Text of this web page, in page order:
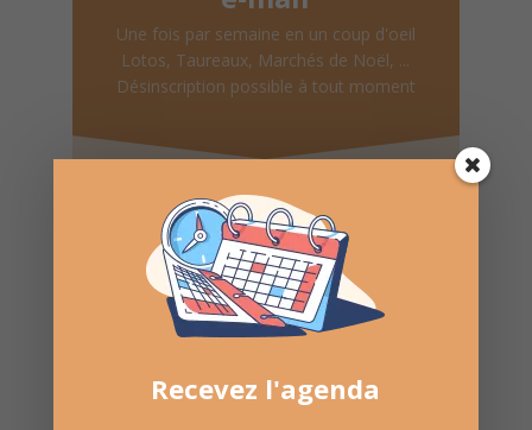
Une fois par semaine en un coup d'oeil
Lotos, Taureaux, Marchés de Noël, ...
Désinscription possible à tout moment
Recevoir l'agenda chaque
semaine
Recevez l'agenda